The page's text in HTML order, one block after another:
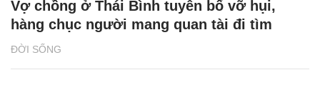
ĐỜI SỐNG
Vợ chồng ở Thái Bình tuyên bố vỡ hụi,
hàng chục người mang quan tài đi tìm